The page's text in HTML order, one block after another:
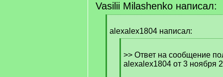
Vasilii Milashenko написал:
q
alexalex1804 написал:
q
]
>> Ответ на сообщение
alexalex1804 от 3 ноября